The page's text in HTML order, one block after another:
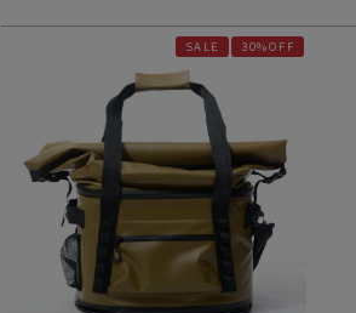
SALE 30%OFF